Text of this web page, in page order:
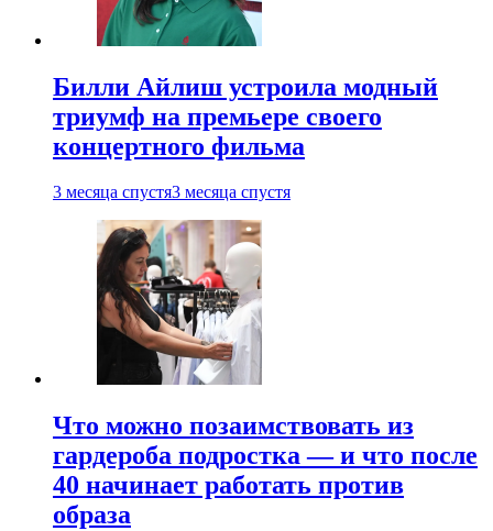
Билли Айлиш устроила модный
триумф на премьере своего
концертного фильма
3 месяца спустя3 месяца спустя
Что можно позаимствовать из
гардероба подростка — и что после
40 начинает работать против
образа